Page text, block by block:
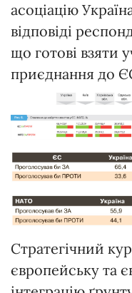
асоціацію
відповіді
що готові взяти
приєднання до
Стратегічний
європейську та